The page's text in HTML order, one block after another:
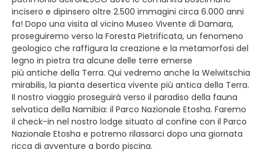
incisero e dipinsero oltre 2.500 immagini circa 6.000 anni
fa! Dopo una visita al vicino Museo Vivente di Damara,
proseguiremo verso la Foresta Pietrificata, un fenomeno
geologico che raffigura la creazione e la metamorfosi del
legno in pietra tra alcune delle terre emerse
più antiche della Terra. Qui vedremo anche la Welwitschia
mirabilis, la pianta desertica vivente più antica della Terra.
Il nostro viaggio proseguirà verso il paradiso della fauna
selvatica della Namibia: il Parco Nazionale Etosha. Faremo
il check-in nel nostro lodge situato al confine con il Parco
Nazionale Etosha e potremo rilassarci dopo una giornata
ricca di avventure a bordo piscina.